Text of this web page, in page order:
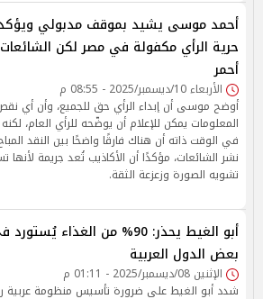
أحمد موسى يشيد بموقف مدبولي
حرية الرأي مكفولة في مصر لكن
أحمر
الأربعاء 10/ديسمبر/2025 - 08:55 م
أوضح موسى أن إبداء الرأي حق للجميع، وأن أي
المعلومات يمكن للإعلام أن يوضّحه للرأي العام،
في الوقت ذاته أن هناك فارقًا واضحًا بين النقد
نشر الشائعات، مؤكدًا أن الأكاذيب تُعد جريمة
تشويه الصورة وزعزعة الثقة.
أبو الغيط يحذر: 90% من الغذاء
بعض الدول العربية
الإثنين 08/ديسمبر/2025 - 01:11 م
شدد أبو الغيط على ضرورة تأسيس منظومة عربية